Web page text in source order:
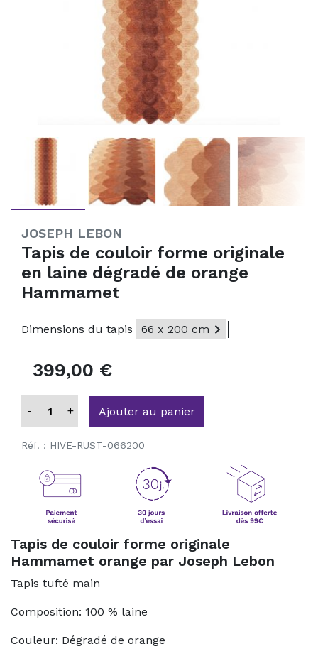
JOSEPH LEBON
Tapis de couloir forme originale
en laine dégradé de orange
Hammamet
Dimensions du tapis 66 x 200 cm 
399,00 €
- + Ajouter au panier
Réf. : HIVE-RUST-066200
Tapis de couloir forme originale
Hammamet orange par Joseph Lebon
Tapis tufté main
Composition: 100 % laine
Couleur: Dégradé de orange